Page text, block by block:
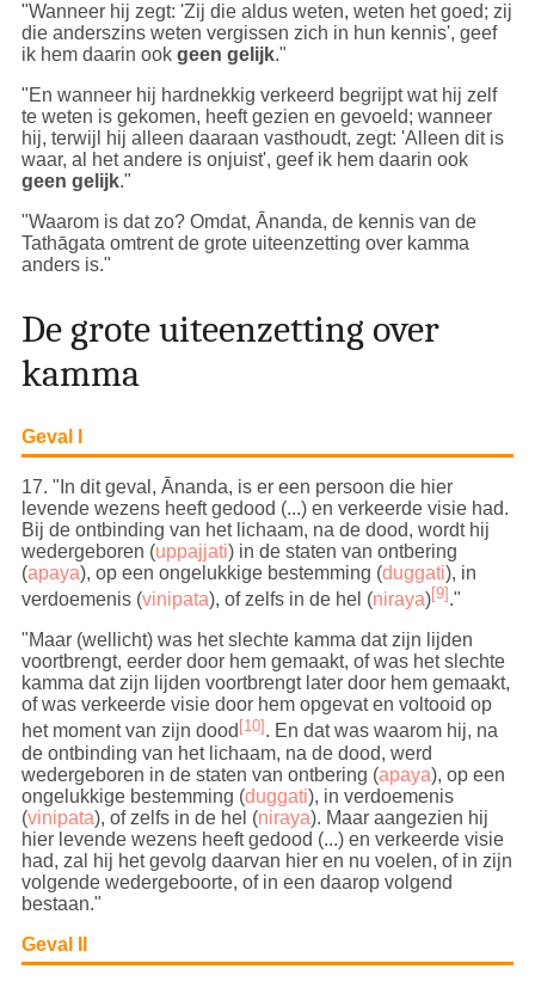
"Wanneer hij zegt: 'Zij die aldus weten, weten het goed; zij
die anderszins weten vergissen zich in hun kennis', geef
ik hem daarin ook geen gelijk."
"En wanneer hij hardnekkig verkeerd begrijpt wat hij zelf
te weten is gekomen, heeft gezien en gevoeld; wanneer
hij, terwijl hij alleen daaraan vasthoudt, zegt: 'Alleen dit is
waar, al het andere is onjuist', geef ik hem daarin ook
geen gelijk."
"Waarom is dat zo? Omdat, Ānanda, de kennis van de
Tathāgata omtrent de grote uiteenzetting over kamma
anders is."
De grote uiteenzetting over
kamma
Geval I
17. "In dit geval, Ānanda, is er een persoon die hier
levende wezens heeft gedood (...) en verkeerde visie had.
Bij de ontbinding van het lichaam, na de dood, wordt hij
wedergeboren (uppajjati) in de staten van ontbering
(apaya), op een ongelukkige bestemming (duggati), in
verdoemenis (vinipata), of zelfs in de hel (niraya)[9] ."
"Maar (wellicht) was het slechte kamma dat zijn lijden
voortbrengt, eerder door hem gemaakt, of was het slechte
kamma dat zijn lijden voortbrengt later door hem gemaakt,
of was verkeerde visie door hem opgevat en voltooid op
het moment van zijn dood [10]. En dat was waarom hij, na
de ontbinding van het lichaam, na de dood, werd
wedergeboren in de staten van ontbering (apaya), op een
ongelukkige bestemming (duggati), in verdoemenis
(vinipata), of zelfs in de hel (niraya). Maar aangezien hij
hier levende wezens heeft gedood (...) en verkeerde visie
had, zal hij het gevolg daarvan hier en nu voelen, of in zijn
volgende wedergeboorte, of in een daarop volgend
bestaan."
Geval II